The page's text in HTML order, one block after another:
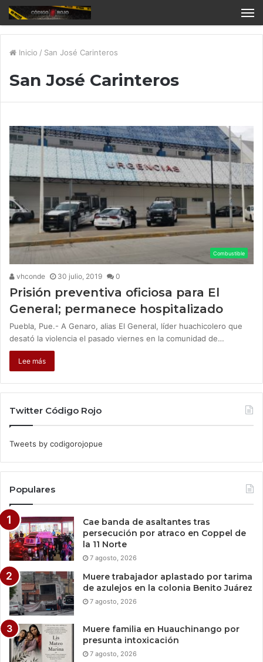
Inicio / San José Carinteros
San José Carinteros
Combustible
vhconde 30 julio, 2019 0
Prisión preventiva oficiosa para El
General; permanece hospitalizado
Puebla, Pue.- A Genaro, alias El General, líder huachicolero que
desató la violencia el pasado viernes en la comunidad de…
Lee más
Twitter Código Rojo
Tweets by codigorojopue
Populares
Cae banda de asaltantes tras
persecución por atraco en Coppel de
la 11 Norte
7 agosto, 2026
Muere trabajador aplastado por tarima
de azulejos en la colonia Benito Juárez
7 agosto, 2026
Muere familia en Huauchinango por
presunta intoxicación
7 agosto, 2026